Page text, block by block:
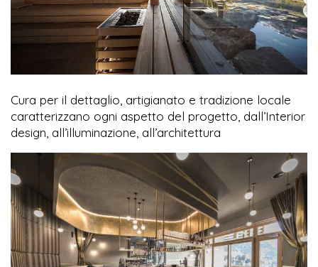
Cura per il dettaglio, artigianato e tradizione locale
caratterizzano ogni aspetto del progetto, dall’Interior
design, all’illuminazione, all’architettura